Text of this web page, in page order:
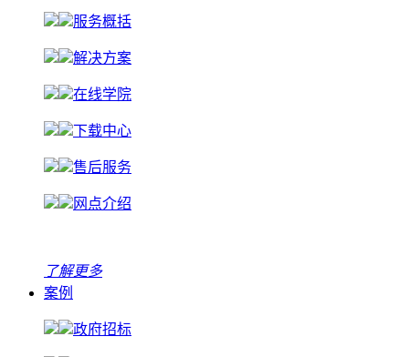
服务概括
解决方案
在线学院
下载中心
售后服务
网点介绍
了解更多
案例
政府招标